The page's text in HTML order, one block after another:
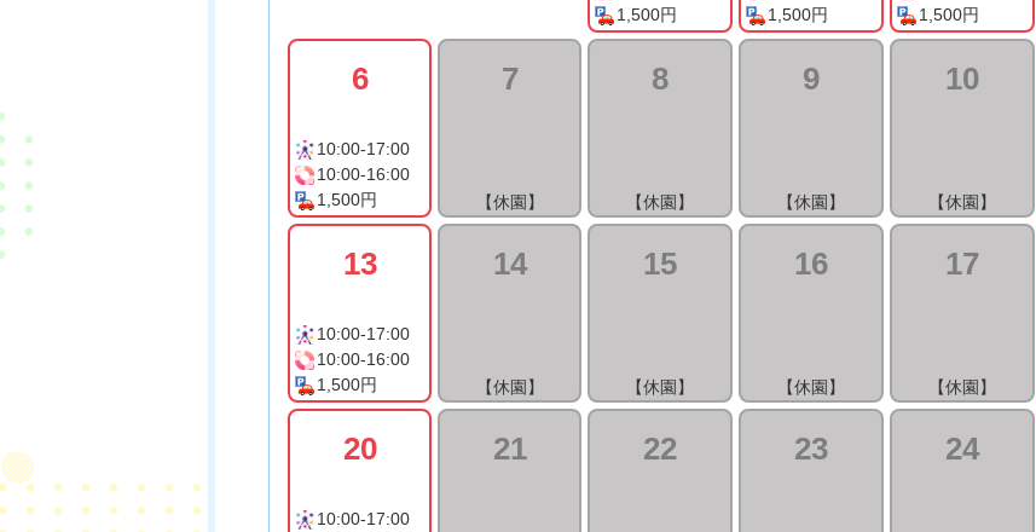
1,500円
1,500円
1,500円
6
10:00-17:00
10:00-16:00
1,500円
7
【休園】
8
【休園】
9
【休園】
10
【休園】
13
10:00-17:00
10:00-16:00
1,500円
14
【休園】
15
【休園】
16
【休園】
17
【休園】
20
10:00-17:00
21 22 23 24